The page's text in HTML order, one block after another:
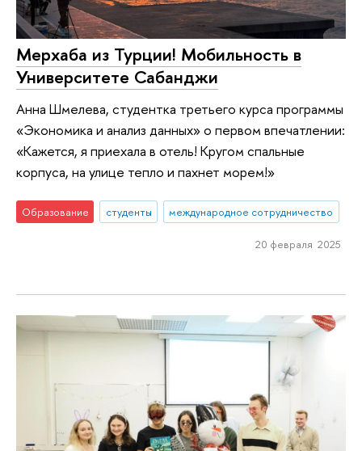
Мерхаба из Турции! Мобильность в
Университете Сабанджи
Анна Шмелева, студентка третьего курса программы
«Экономика и анализ данных» о первом впечатлении:
«Кажется, я приехала в отель! Кругом спальные
корпуса, на улице тепло и пахнет морем!»
Образование студенты международное сотрудничество
20 февраля 2025